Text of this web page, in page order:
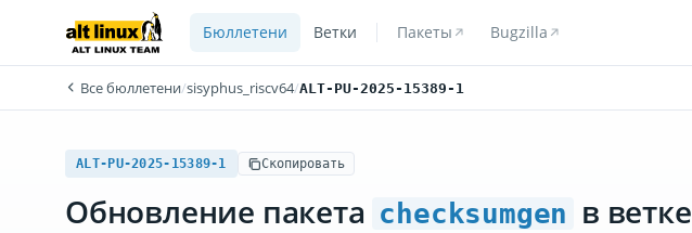
Бюллетени Ветки Пакеты Bugzilla
Все бюллетени/sisyphus_riscv64/ALT-PU-2025-15389-1
ALT-PU-2025-15389-1 Скопировать
Обновление пакета checksumgen в ветке